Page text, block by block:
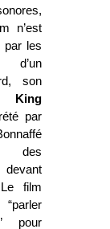
n’est
par les
d’un
son
King
par
des
devant
film
“parler
pour